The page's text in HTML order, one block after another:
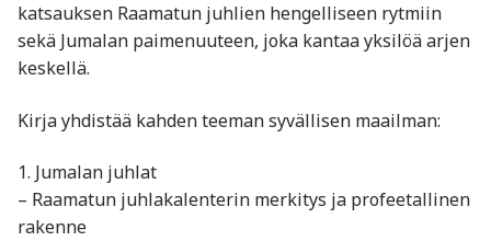
katsauksen Raamatun juhlien hengelliseen rytmiin
sekä Jumalan paimenuuteen, joka kantaa yksilöä arjen
keskellä.
Kirja yhdistää kahden teeman syvällisen maailman:
1. Jumalan juhlat
– Raamatun juhlakalenterin merkitys ja profeetallinen
rakenne